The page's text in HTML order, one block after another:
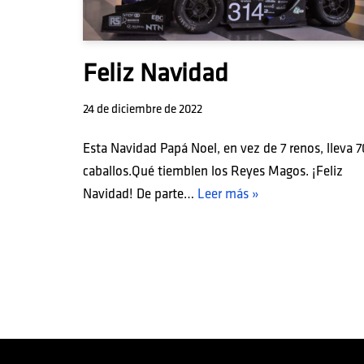
Feliz Navidad
24 de diciembre de 2022
Esta Navidad Papá Noel, en vez de 7 renos, lleva
caballos.Qué tiemblen los Reyes Magos. ¡Feliz
Navidad! De parte… Leer más »